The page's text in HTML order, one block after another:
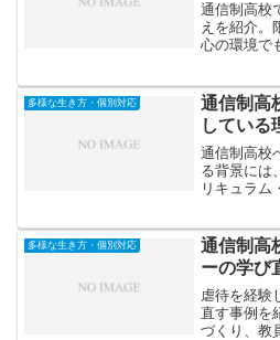
通信制高校
えを紹介。
心の環境で
多様な生き方・個別対応
通信制高
している
通信制高校
る背景には
リキュラム
説します。
多様な生き方・個別対応
通信制高
ーの学び
虐待を経験
直す事例を
づくり、教